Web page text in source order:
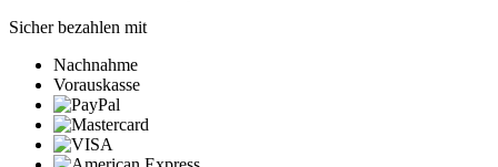
Sicher bezahlen mit
Nachnahme
Vorauskasse